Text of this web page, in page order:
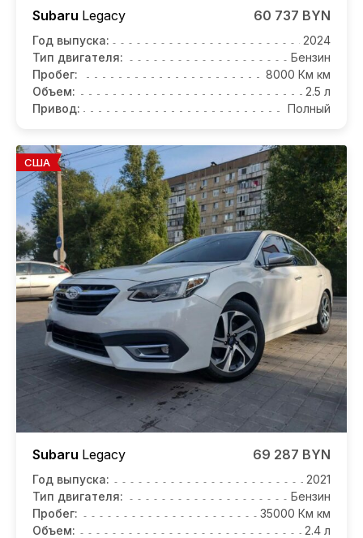
Subaru Legacy 60 737 BYN
Год выпуска:
2024
Тип двигателя:
Бензин
Пробег:
8000 Км км
Объем:
2.5 л
Привод:
Полный
США
Subaru Legacy 69 287 BYN
Год выпуска:
2021
Тип двигателя:
Бензин
Пробег:
35000 Км км
Объем:
2.4 л